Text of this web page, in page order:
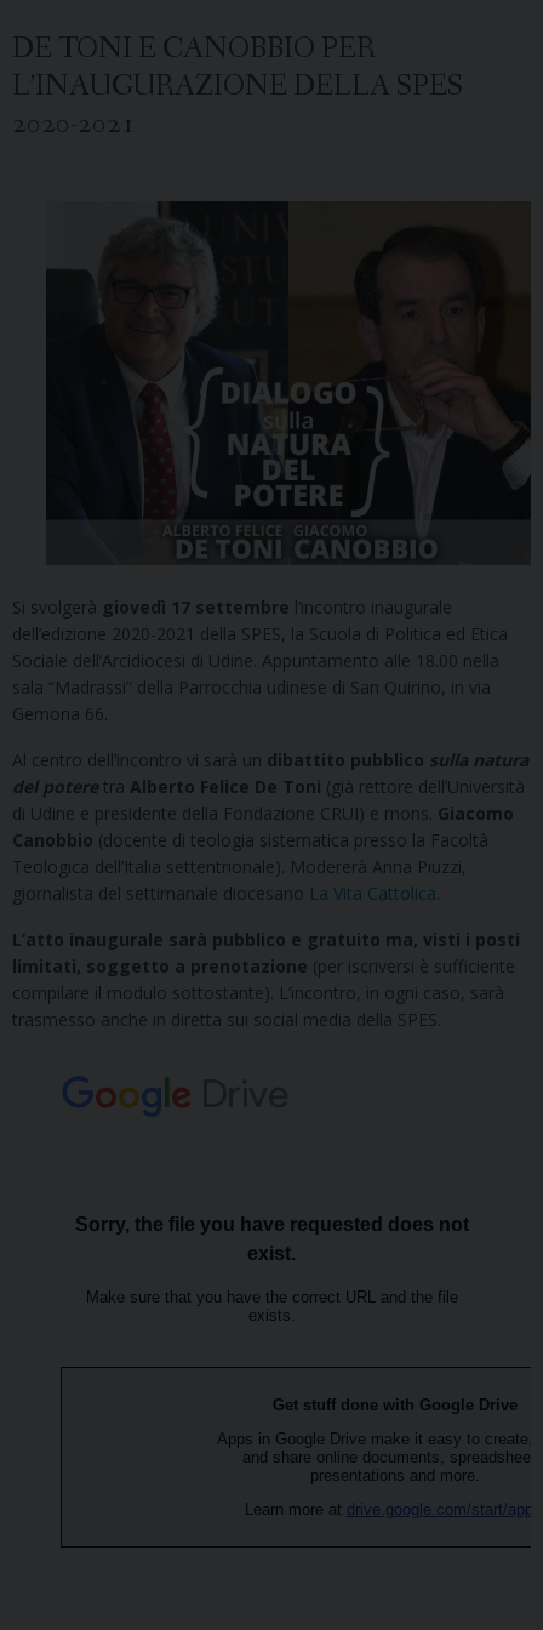
DE TONI E CANOBBIO PER
L’INAUGURAZIONE DELLA SPES
2020-2021
Si svolgerà giovedì 17 settembre l’incontro inaugurale
dell’edizione 2020-2021 della SPES, la Scuola di Politica ed Etica
Sociale dell’Arcidiocesi di Udine. Appuntamento alle 18.00 nella
sala “Madrassi” della Parrocchia udinese di San Quirino, in via
Gemona 66.
Al centro dell’incontro vi sarà un dibattito pubblico sulla natura
del potere tra Alberto Felice De Toni (già rettore dell’Università
di Udine e presidente della Fondazione CRUI) e mons. Giacomo
Canobbio (docente di teologia sistematica presso la Facoltà
Teologica dell’Italia settentrionale). Modererà Anna Piuzzi,
giornalista del settimanale diocesano La Vita Cattolica
L’atto inaugurale sarà pubblico e gratuito ma, visti i posti
limitati, soggetto a prenotazione (per iscriversi è sufficiente
compilare il modulo sottostante). L’incontro, in ogni caso, sarà
trasmesso anche in diretta sui social media della SPES.